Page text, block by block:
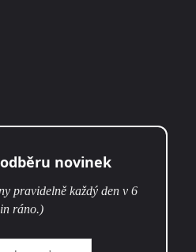
novinek
pravidelně každý den v 6
ráno.)